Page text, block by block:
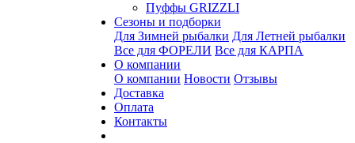
Пуффы GRIZZLI
Сезоны и подборки
Для Зимней рыбалки Для Летней рыбалки
Все для ФОРЕЛИ Все для КАРПА
О компании
О компании Новости Отзывы
Доставка
Оплата
Контакты